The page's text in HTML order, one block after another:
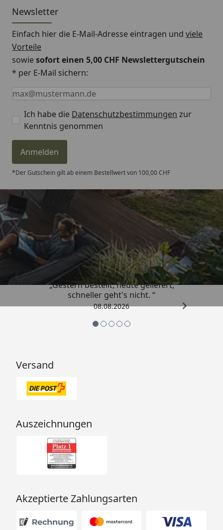
Newsletter
Einfach hier die E-Mail-Adresse eintragen und viele
Vorteile
sowiesofort einen 5,00 CHF Newslettergutschein
* per E-Mail sichern:
Keine Eingabe erforderlich
Eingabe erforderlich
E-Mail *
Ich habe die Datenschutzbestimmungen zur
Kenntnis genommen
Anmelden
*Der Gutschein gilt ab einem Bestellwert von 100,00 CHF
Trusted Shops
4,81/ 5
„Gestern bestellt, heute geliefert,
schneller geht's nicht. “
08.08.2026
Versand
Auszeichnungen
Akzeptierte Zahlungsarten